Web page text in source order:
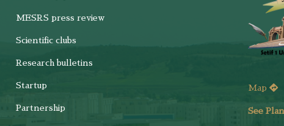
MESRS press review
Scientific clubs
Research bulletins
Startup
Partnership
Map
See Plan